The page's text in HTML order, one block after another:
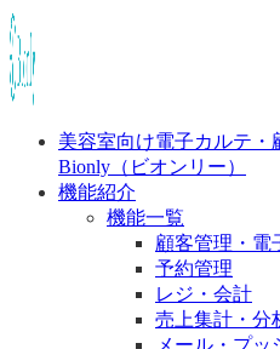
美容室向け電子カルテ・
Bionly（ビオンリー）
機能紹介
機能一覧
顧客管理・電
予約管理
レジ・会計
売上集計・分
メール・プッ